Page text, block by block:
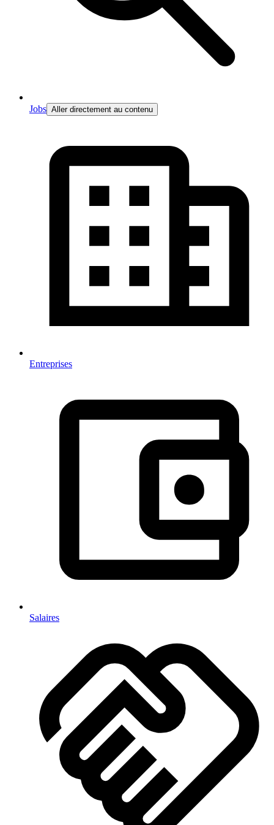
Jobs Aller directement au contenu
Entreprises
Salaires